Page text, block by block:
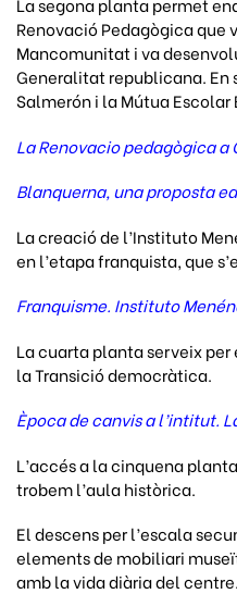
Renovació Pedagògica que
Mancomunitat i va
Generalitat republicana. En
Salmerón i la Mútua Escolar
La Renovacio pedagògica
Blanquerna, una proposta
La creació de l’Instituto
en l’etapa franquista, que
Franquisme. Instituto
La cuarta planta serveix
la Transició democràtica.
Època de canvis a l’intitut.
L’accés a la cinquena
trobem l’aula històrica.
El descens per l’escala
elements de mobiliari
amb la vida diària del centre.